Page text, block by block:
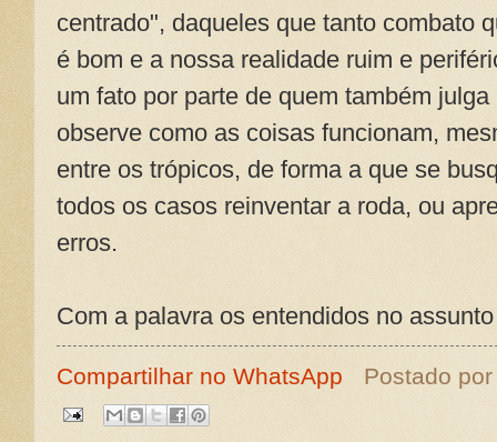
centrado", daqueles que tanto combato
é bom e a nossa realidade ruim e
um fato por parte de quem também
observe como as coisas funcionam,
entre os trópicos, de forma a que se
todos os casos reinventar a roda, ou
erros.
Com a palavra os entendidos no
Compartilhar no WhatsApp Postado